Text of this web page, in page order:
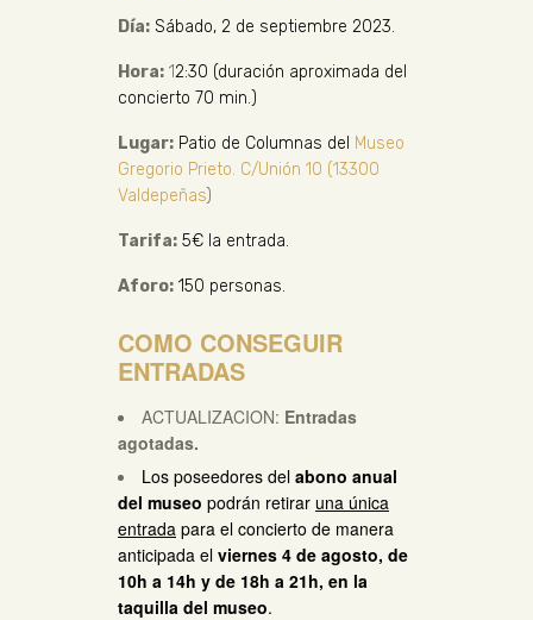
Día: Sábado, 2 de septiembre 2023.
Hora: 12:30 (duración aproximada del
concierto 70 min.)
Lugar: Patio de Columnas del Museo
Gregorio Prieto. C/Unión 10 (13300
Valdepeñas)
Tarifa: 5€ la entrada.
Aforo: 150 personas.
COMO CONSEGUIR
ENTRADAS
ACTUALIZACION: Entradas
agotadas.
Los poseedores del abono anual
del museo podrán retirar una única
entrada para el concierto de manera
anticipada el viernes 4 de agosto, de
10h a 14h y de 18h a 21h, en la
taquilla del museo.